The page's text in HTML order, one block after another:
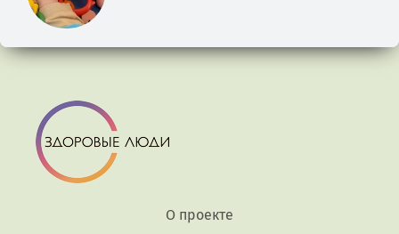
О проекте